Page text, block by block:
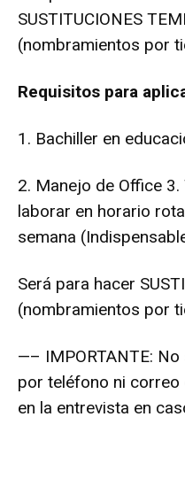
SUSTITUCIONES
(nombramientos por
Requisitos para
1. Bachiller en
2. Manejo de Office
laborar en horario
semana
Será para hacer
(nombramientos por
—– IMPORTANTE:
por teléfono ni correo
en la entrevista en